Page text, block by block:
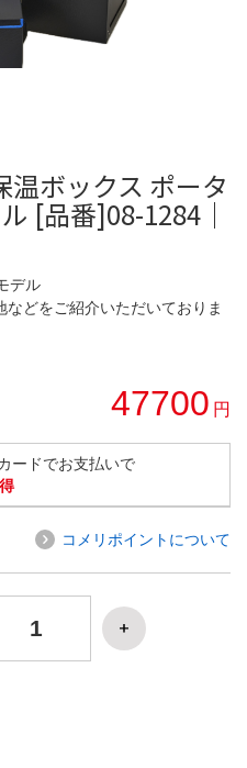
ボックス ポータ
[品番]08-1284｜
デル
どをご紹介いただいておりま
47700 円
ードでお支払いで
コメリポイントについて